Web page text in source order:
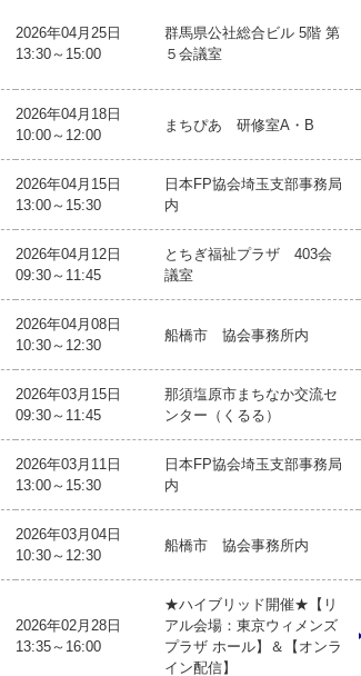
2026年04月25日
13:30～15:00
群馬県公社総合ビル 5階 第
５会議室
2026年04月18日
10:00～12:00
まちぴあ 研修室A・B
2026年04月15日
13:00～15:30
日本FP協会埼玉支部事務局
内
2026年04月12日
09:30～11:45
とちぎ福祉プラザ 403会
議室
2026年04月08日
10:30～12:30
船橋市 協会事務所内
2026年03月15日
09:30～11:45
那須塩原市まちなか交流セ
ンター（くるる）
2026年03月11日
13:00～15:30
日本FP協会埼玉支部事務局
内
2026年03月04日
10:30～12:30
船橋市 協会事務所内
2026年02月28日
13:35～16:00
★ハイブリッド開催★【リ
アル会場：東京ウィメンズ
プラザ ホール】＆【オンラ
イン配信】